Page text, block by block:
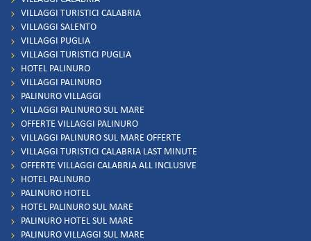
VILLAGGI TURISTICI CALABRIA
VILLAGGI SALENTO
VILLAGGI PUGLIA
VILLAGGI TURISTICI PUGLIA
HOTEL PALINURO
VILLAGGI PALINURO
PALINURO VILLAGGI
VILLAGGI PALINURO SUL MARE
OFFERTE VILLAGGI PALINURO
VILLAGGI PALINURO SUL MARE OFFERTE
VILLAGGI TURISTICI CALABRIA LAST MINUTE
OFFERTE VILLAGGI CALABRIA ALL INCLUSIVE
HOTEL PALINURO
PALINURO HOTEL
HOTEL PALINURO SUL MARE
PALINURO HOTEL SUL MARE
PALINURO VILLAGGI SUL MARE